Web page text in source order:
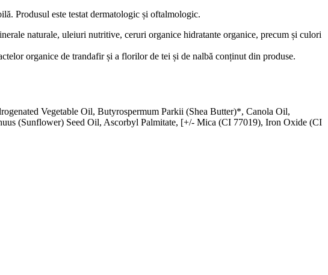
Produsul este testat dermatologic și oftalmologic.
naturale, uleiuri nutritive, ceruri organice hidratante organice, precum și culori
organice de trandafir și a florilor de tei și de nalbă conținut din produse.
Vegetable Oil, Butyrospermum Parkii (Shea Butter)*, Canola Oil,
(Sunflower) Seed Oil, Ascorbyl Palmitate, [+/- Mica (CI 77019), Iron Oxide (CI